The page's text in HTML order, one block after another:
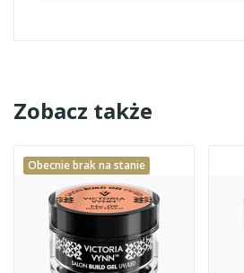
Zobacz także
Obecnie brak na stanie